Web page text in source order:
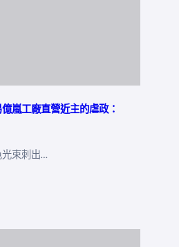
嵐工廠直營近主的虐政：
光束刺出…